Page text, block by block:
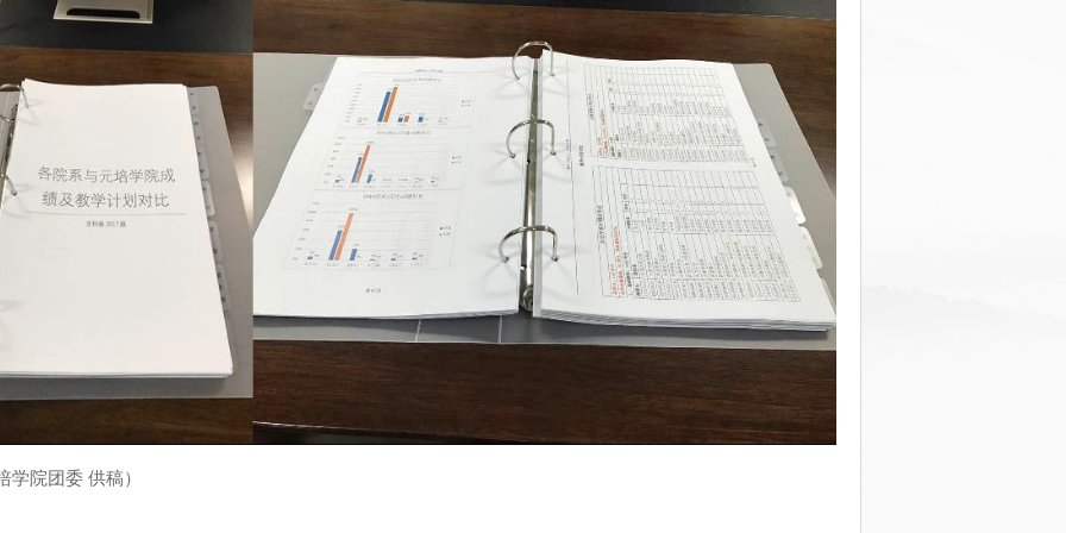
学院团委 供稿）